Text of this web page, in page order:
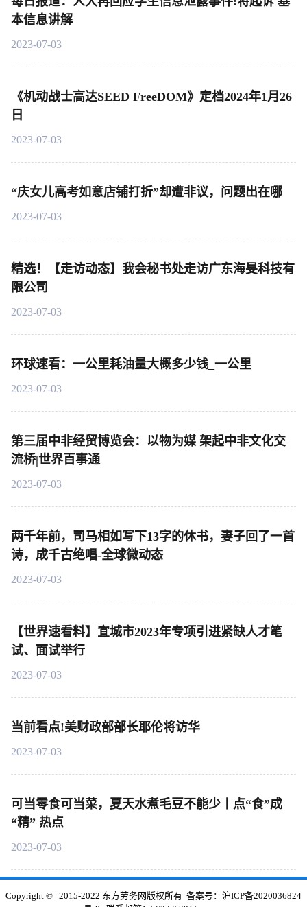
本信息讲解
2023-07-03
《机动战士高达SEED FreeDOM》定档2024年1月26
日
2023-07-03
“庆女儿高考如意店铺打折”却遭非议，问题出在哪
2023-07-03
精选！【走访动态】我会秘书处走访广东海旻科技有
限公司
2023-07-03
环球速看：一公里耗油量大概多少钱_一公里
2023-07-03
第三届中非经贸博览会：以物为媒 架起中非文化交
流桥|世界百事通
2023-07-03
两千年前，司马相如写下13字的休书，妻子回了一首
诗，成千古绝唱-全球微动态
2023-07-03
【世界速看料】宜城市2023年专项引进紧缺人才笔
试、面试举行
2023-07-03
当前看点!美财政部部长耶伦将访华
2023-07-03
可当零食可当菜，夏天水煮毛豆不能少丨点“食”成
“精” 热点
2023-07-03
Copyright © 2015-2022 东方劳务网版权所有 备案号： 沪ICP备2020036824